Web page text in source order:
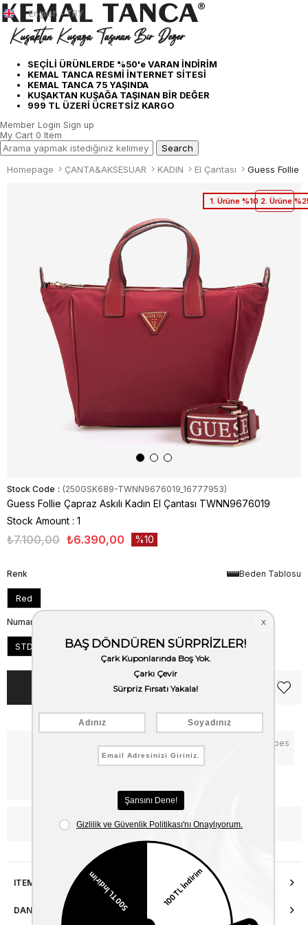
SEÇİLİ ÜRÜNLERDE %50'e VARAN İNDİRİM
KEMAL TANCA RESMİ İNTERNET SİTESİ
KEMAL TANCA 75 YAŞINDA
KUŞAKTAN KUŞAĞA TAŞINAN BİR DEĞER
999 TL ÜZERİ ÜCRETSİZ KARGO
English - TRY
Member Login Sign up
My Cart 0 Item
Homepage ÇANTA&AKSESUAR KADIN El Çantası
1. Ürüne %10 2. Ürüne
Stock Code (250GSK689-TWNN9676019_16777953)
Guess Follie Çapraz Askılı Kadın El Çantası TWNN9676019
Stock Amount : 1
₺7.100,00 ₺6.390,00 10
Beden Tablosu
Renk
Red
Numara
STD
Critical Stock
Notify me when the price goes
down
WhatsApp’tan Bilgi Al
ITEM FEATURES
DANIŞMA HATTI